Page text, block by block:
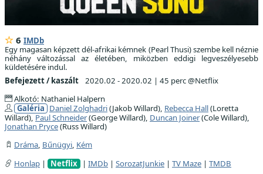
6 IMDb
Egy magasan képzett dél-afrikai kémnek (Pearl Thusi) szembe kell néznie
néhány változással az életében, miközben eddigi legveszélyesebb
küldetésére indul.
Befejezett / kaszált
2020.02 - 2020.02 | 45 perc @Netflix
Alkotó: Nathaniel Halpern
Galéria Daniel Zolghadri(Jakob Willard), Rebecca Hall(Loretta
Willard), Paul Schneider(George Willard), Duncan Joiner(Cole Willard),
Jonathan Pryce(Russ Willard)
Dráma, Bűnügyi, Kém
Honlap | Netflix | IMDb | SorozatJunkie | TV Maze | TMDB